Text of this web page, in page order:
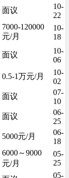
面议
10-
22
7000-120000
元/月
10-
18
面议
10-
06
0.5-1万元/月
10-
02
面议
07-
10
面议
06-
25
5000元/月
06-
18
6000～9000
元/月
05-
25
05-